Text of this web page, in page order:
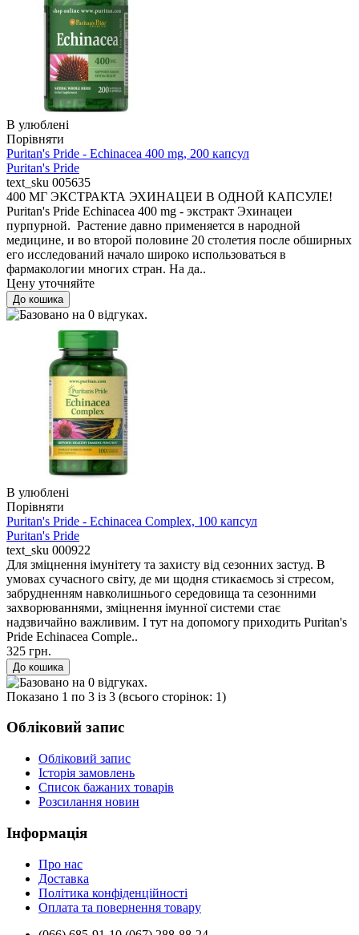
В улюблені
Порівняти
Puritan's Pride - Echinacea 400 mg, 200 капсул
Puritan's Pride
text_sku 005635
400 МГ ЭКСТРАКТА ЭХИНАЦЕИ В ОДНОЙ КАПСУЛЕ!
Puritan's Pride Echinacea 400 mg - экстракт Эхинацеи
пурпурной. Растение давно применяется в народной
медицине, и во второй половине 20 столетия после обширных
его исследований начало широко использоваться в
фармакологии многих стран. На да..
Цену уточняйте
В улюблені
Порівняти
Puritan's Pride - Echinacea Complex, 100 капсул
Puritan's Pride
text_sku 000922
Для зміцнення імунітету та захисту від сезонних застуд. В
умовах сучасного світу, де ми щодня стикаємось зі стресом,
забрудненням навколишнього середовища та сезонними
захворюваннями, зміцнення імунної системи стає
надзвичайно важливим. І тут на допомогу приходить Puritan's
Pride Echinacea Comple..
325 грн.
Показано 1 по 3 із 3 (всього сторінок: 1)
Обліковий запис
Обліковий запис
Історія замовлень
Список бажаних товарів
Розсилання новин
Інформація
Про нас
Доставка
Політика конфіденційності
Оплата та повернення товару